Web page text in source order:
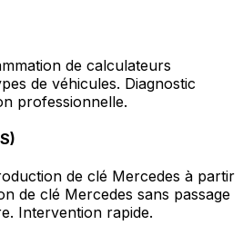
de calculateurs
de véhicules. Diagnostic
professionnelle.
de clé Mercedes à partir
de clé Mercedes sans passage
Intervention rapide.